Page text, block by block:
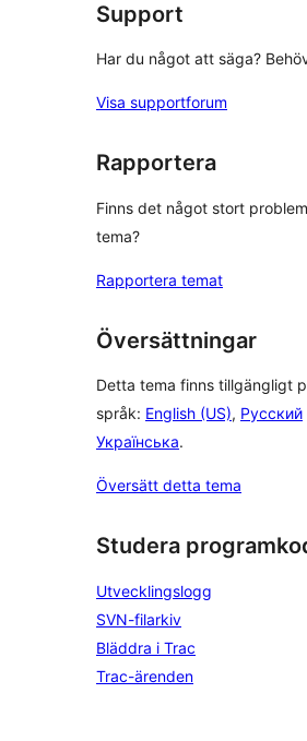
Support
Har du något att säga?
Visa supportforum
Rapportera
Finns det något stort
tema?
Rapportera temat
Översättningar
Detta tema finns tillgängligt
språk: English (US), Русский
Українська.
Översätt detta tema
Studera
Utvecklingslogg
SVN-filarkiv
Bläddra i Trac
Trac-ärenden